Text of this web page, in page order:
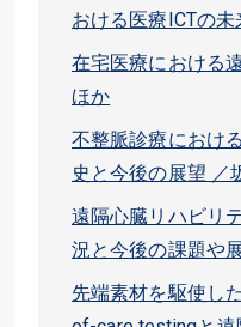
おける医療ICTの
在宅医療における
ほか
不整脈診療におけ
史と今後の展望
遠隔心臓リハビリ
況と今後の課題や
先端素材を駆使し